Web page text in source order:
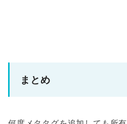
まとめ